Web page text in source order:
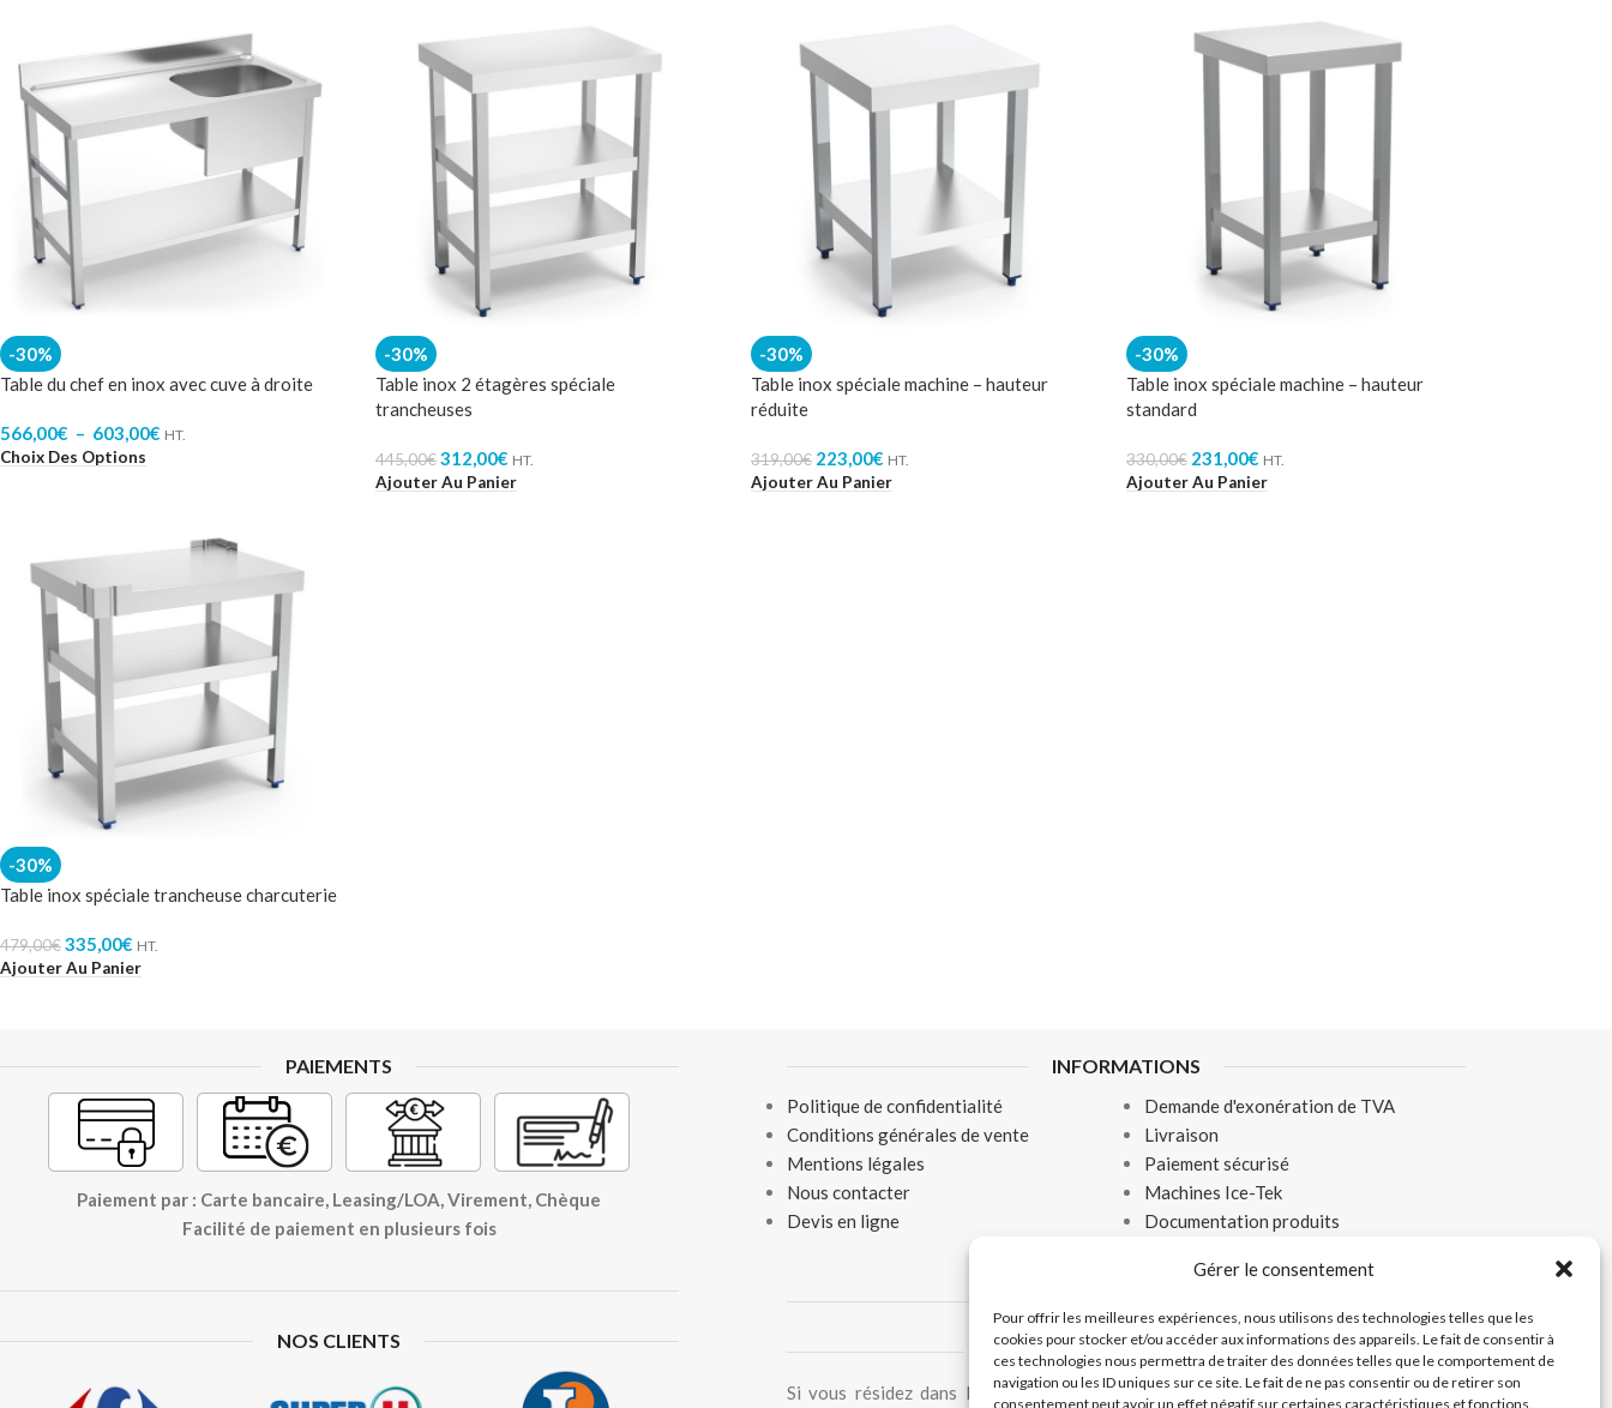
Gérer le consentement
Pour offrir les meilleures expériences, nous utilisons des technologies telles que les
cookies pour stocker et/ou accéder aux informations des appareils. Le fait de consentir à
ces technologies nous permettra de traiter des données telles que le comportement de
navigation ou les ID uniques sur ce site. Le fait de ne pas consentir ou de retirer son
consentement peut avoir un effet négatif sur certaines caractéristiques et fonctions.
-30%
Table du chef en inox avec cuve à droite
566,00€ – 603,00€ HT.
Choix Des Options
-30%
Table inox 2 étagères spéciale
trancheuses
445,00€312,00€ HT.
Ajouter Au Panier
-30%
Table inox spéciale machine – hauteur
réduite
319,00€ 223,00€ HT.
Ajouter Au Panier
-30%
Table inox spéciale machine – hauteur
standard
330,00€ 231,00€ HT.
Ajouter Au Panier
-30%
Table inox spéciale trancheuse charcuterie
479,00€335,00€ HT.
Ajouter Au Panier
PAIEMENTS
Paiement par : Carte bancaire, Leasing/LOA, Virement, Chèque
Facilité de paiement en plusieurs fois
NOS CLIENTS
INFORMATIONS
Politique de confidentialité
Conditions générales de vente
Mentions légales
Nous contacter
Devis en ligne
Demande d'exonération de TVA
Livraison
Paiement sécurisé
Machines Ice-Tek
Documentation produits
ACHAT DEPUIS LES DOM-TOM
Si vous résidez dans les DOM-TOM et que vous souhaitez acheter nos produits,